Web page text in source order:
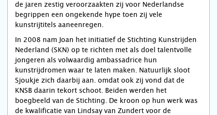
de jaren zestig veroorzaakten zij voor Nederlandse
begrippen een ongekende hype toen zij vele
kunstrijtitels aaneenregen.
In 2008 nam Joan het initiatief de Stichting Kunstrijden
Nederland (SKN) op te richten met als doel talentvolle
jongeren als volwaardig ambassadrice hun
kunstrijdromen waar te laten maken. Natuurlijk sloot
Sjoukje zich daarbij aan. omdat ook zij vond dat de
KNSB daarin tekort schoot. Beiden werden het
boegbeeld van de Stichting. De kroon op hun werk was
de kwalificatie van Lindsay van Zundert voor de